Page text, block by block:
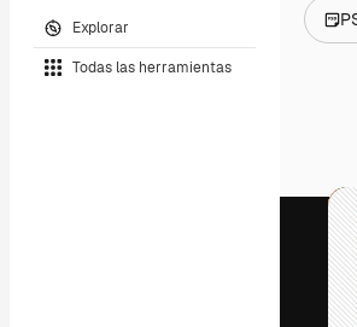
Explorar
Todas las herramientas
Clips